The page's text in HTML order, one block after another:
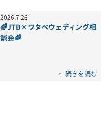
2026.7.26
🌈JTB×ワタベウェディング相
談会🌈
続きを読む